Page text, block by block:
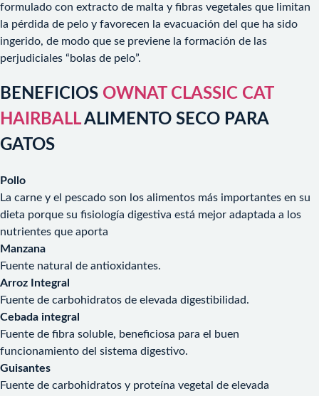
formulado con extracto de malta y fibras vegetales que limitan
la pérdida de pelo y favorecen la evacuación del que ha sido
ingerido, de modo que se previene la formación de las
perjudiciales “bolas de pelo”.
BENEFICIOS OWNAT CLASSIC CAT
HAIRBALLALIMENTO SECO PARA
GATOS
Pollo
La carne y el pescado son los alimentos más importantes en su
dieta porque su fisiología digestiva está mejor adaptada a los
nutrientes que aporta
Manzana
Fuente natural de antioxidantes.
Arroz Integral
Fuente de carbohidratos de elevada digestibilidad.
Cebada integral
Fuente de fibra soluble, beneficiosa para el buen
funcionamiento del sistema digestivo.
Guisantes
Fuente de carbohidratos y proteína vegetal de elevada